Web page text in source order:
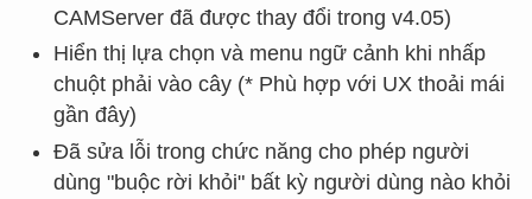
CAMServer đã được thay đổi trong v4.05)
Hiển thị lựa chọn và menu ngữ cảnh khi nhấp
chuột phải vào cây (* Phù hợp với UX thoải mái
gần đây)
Đã sửa lỗi trong chức năng cho phép người
dùng "buộc rời khỏi" bất kỳ người dùng nào khỏi